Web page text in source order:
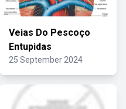
Veias Do Pescoço
Entupidas
25 September 2024